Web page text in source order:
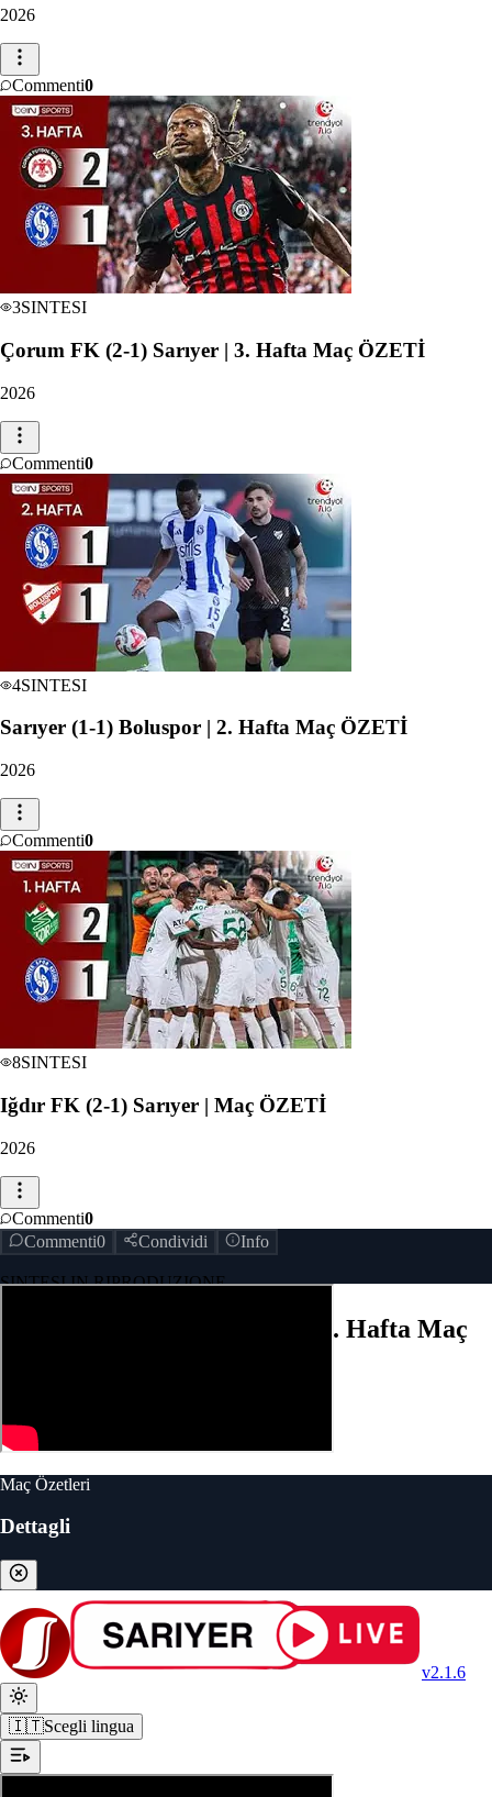
2026
Commenti0
3SINTESI
Çorum FK (2-1) Sarıyer | 3. Hafta Maç ÖZETİ
2026
Commenti0
4SINTESI
Sarıyer (1-1) Boluspor | 2. Hafta Maç ÖZETİ
2026
Commenti0
8SINTESI
Iğdır FK (2-1) Sarıyer | Maç ÖZETİ
2026
Commenti0
Commenti0 Condividi Info
SINTESI IN RIPRODUZIONE
Sarıyer (2-1) Vanspor FK | 13. Hafta Maç
Maç Özetleri
Dettagli
v2.1.6
🇮🇹Scegli lingua